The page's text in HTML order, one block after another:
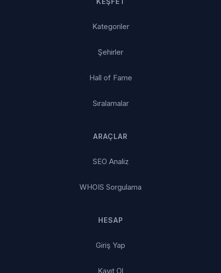
Kategoriler
Şehirler
Hall of Fame
Sıralamalar
ARAÇLAR
SEO Analiz
WHOIS Sorgulama
HESAP
Giriş Yap
Kayıt Ol